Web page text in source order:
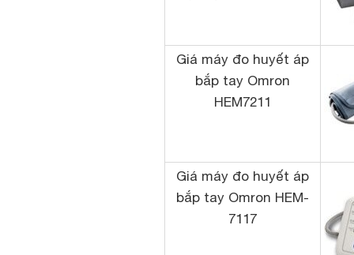
Giá máy đo huyết áp
bắp tay Omron
HEM7211
Giá máy đo huyết áp
bắp tay Omron HEM-
7117